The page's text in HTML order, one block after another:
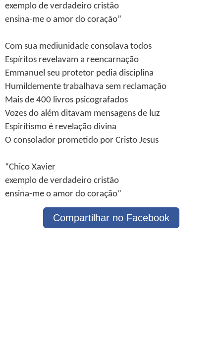
exemplo de verdadeiro cristão
ensina-me o amor do coração”
Com sua mediunidade consolava todos
Espíritos revelavam a reencarnação
Emmanuel seu protetor pedia disciplina
Humildemente trabalhava sem reclamação
Mais de 400 livros psicografados
Vozes do além ditavam mensagens de luz
Espiritismo é revelação divina
O consolador prometido por Cristo Jesus
“Chico Xavier
exemplo de verdadeiro cristão
ensina-me o amor do coração”
Compartilhar no Facebook